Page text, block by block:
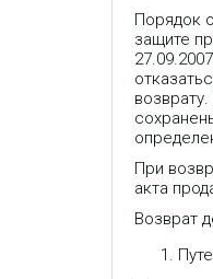
Порядок
защите
При
акта
Возврат